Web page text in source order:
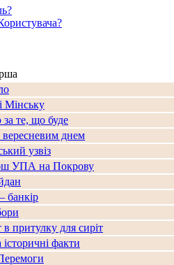
Мінську
те, що буде
днем
узвіз
УПА на Покрову
банкір
притулку для сиріт
історичні факти